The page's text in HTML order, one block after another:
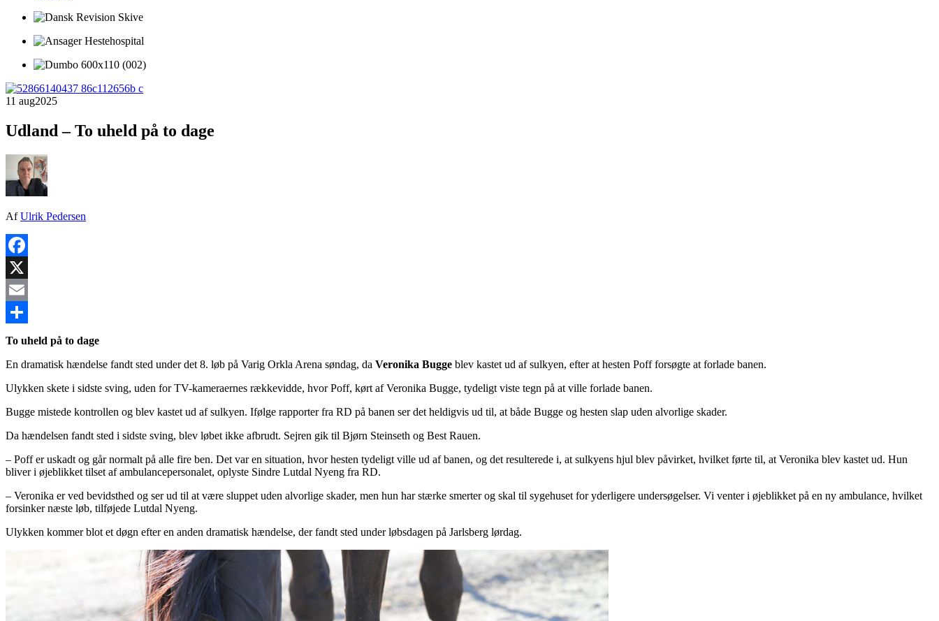
11 aug2025
Udland – To uheld på to dage
AfUlrik Pedersen
Facebook
X
Email
Share
To uheld på to dage
En dramatisk hændelse fandt sted under det 8. løb på Varig Orkla Arena søndag, da Veronika Bugge blev kastet ud af sulkyen, efter at hesten Poff forsøgte at forlade banen.
Ulykken skete i sidste sving, uden for TV-kameraernes rækkevidde, hvor Poff, kørt af Veronika Bugge, tydeligt viste tegn på at ville forlade banen.
Bugge mistede kontrollen og blev kastet ud af sulkyen. Ifølge rapporter fra RD på banen ser det heldigvis ud til, at både Bugge og hesten slap uden alvorlige skader.
Da hændelsen fandt sted i sidste sving, blev løbet ikke afbrudt. Sejren gik til Bjørn Steinseth og Best Rauen.
– Poff er uskadt og går normalt på alle fire ben. Det var en situation, hvor hesten tydeligt ville ud af banen, og det resulterede i, at sulkyens hjul blev påvirket, hvilket førte til, at Veronika blev kastet ud. Hun
bliver i øjeblikket tilset af ambulancepersonalet, oplyste Sindre Lutdal Nyeng fra RD.
– Veronika er ved bevidsthed og ser ud til at være sluppet uden alvorlige skader, men hun har stærke smerter og skal til sygehuset for yderligere undersøgelser. Vi venter i øjeblikket på en ny ambulance, hvilket
forsinker næste løb, tilføjede Lutdal Nyeng.
Ulykken kommer blot et døgn efter en anden dramatisk hændelse, der fandt sted under løbsdagen på Jarlsberg lørdag.